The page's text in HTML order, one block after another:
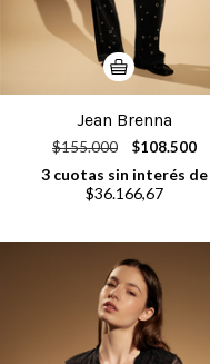
Jean Brenna
$155.000 $108.500
3 cuotas sin interés de
$36.166,67